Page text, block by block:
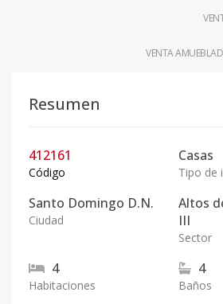
VENTA
Resumen
412161
Código
Casas
Tipo de
Santo Domingo D.N.
Ciudad
Altos
III
Sector
4
Habitaciones
4
Baños